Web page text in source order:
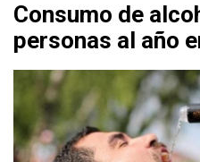
Consumo de
personas al año